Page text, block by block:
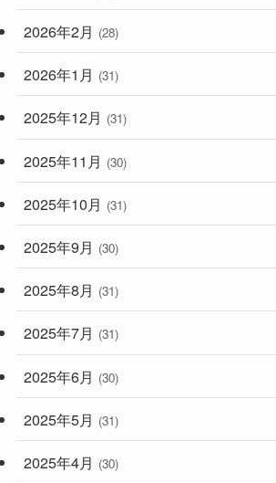
2026年2月 (28)
2026年1月 (31)
2025年12月 (31)
2025年11月 (30)
2025年10月 (31)
2025年9月 (30)
2025年8月 (31)
2025年7月 (31)
2025年6月 (30)
2025年5月 (31)
2025年4月 (30)